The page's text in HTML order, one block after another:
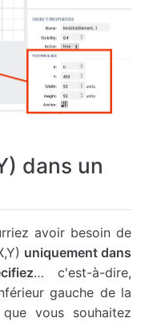
dans un
avoir besoin de
uniquement dans
… c'est-à-dire,
gauche de la
vous souhaitez